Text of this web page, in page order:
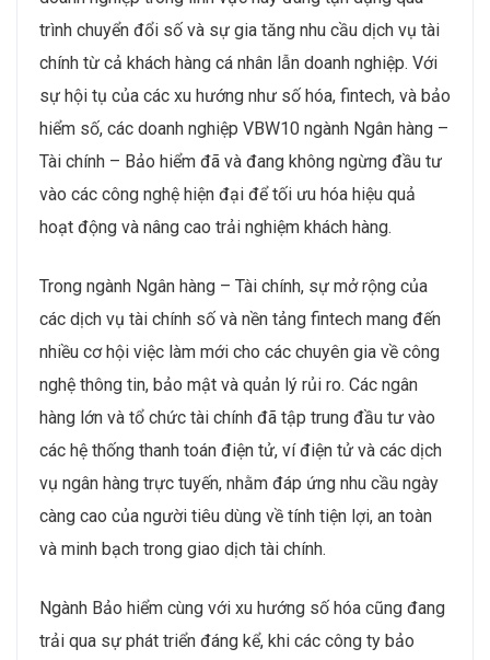
trình chuyển đổi số và sự gia tăng nhu cầu dịch vụ tài
chính từ cả khách hàng cá nhân lẫn doanh nghiệp. Với
sự hội tụ của các xu hướng như số hóa, fintech, và bảo
hiểm số, các doanh nghiệp VBW10 ngành Ngân hàng –
Tài chính – Bảo hiểm đã và đang không ngừng đầu tư
vào các công nghệ hiện đại để tối ưu hóa hiệu quả
hoạt động và nâng cao trải nghiệm khách hàng.
Trong ngành Ngân hàng – Tài chính, sự mở rộng của
các dịch vụ tài chính số và nền tảng fintech mang đến
nhiều cơ hội việc làm mới cho các chuyên gia về công
nghệ thông tin, bảo mật và quản lý rủi ro. Các ngân
hàng lớn và tổ chức tài chính đã tập trung đầu tư vào
các hệ thống thanh toán điện tử, ví điện tử và các dịch
vụ ngân hàng trực tuyến, nhằm đáp ứng nhu cầu ngày
càng cao của người tiêu dùng về tính tiện lợi, an toàn
và minh bạch trong giao dịch tài chính.
Ngành Bảo hiểm cùng với xu hướng số hóa cũng đang
trải qua sự phát triển đáng kể, khi các công ty bảo